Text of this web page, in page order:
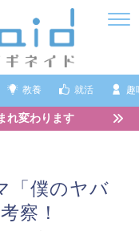
教養 就活 趣
れ変わります
「僕のヤバ
察！